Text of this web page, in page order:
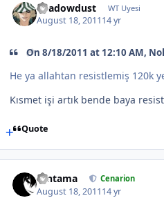
Shadowdust WT Uyesi
August 18, 201114 yr
On 8/18/2011 at 12:10 AM,
He ya allahtan resistlemiş 120k
Kısmet işi artık bende baya
Quote
Gintama Cenarion
August 18, 201114 yr